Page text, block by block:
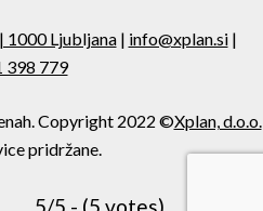
1000 Ljubljana| info@xplan.si|
398 779
Copyright 2022 ©Xplan, d.o.o.
pridržane.